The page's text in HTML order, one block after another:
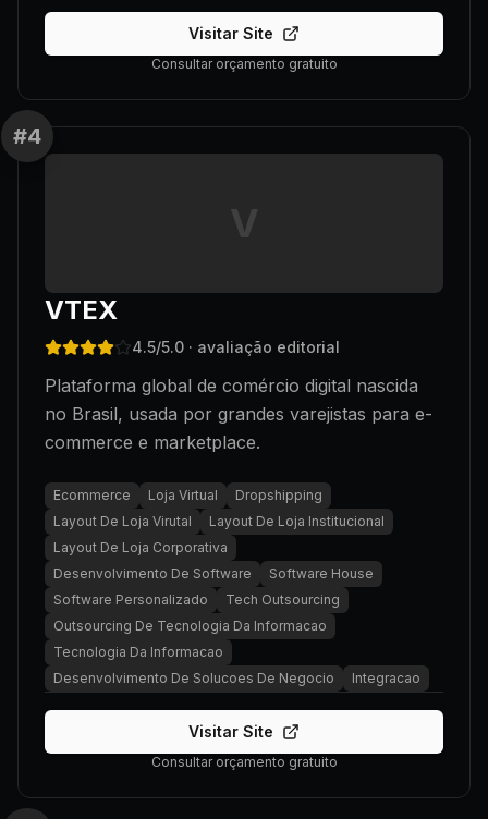
Visitar Site
Consultar orçamento gratuito
#4
V
VTEX
4.5/5.0 · avaliação editorial
Plataforma global de comércio digital nascida
no Brasil, usada por grandes varejistas para e-
commerce e marketplace.
Ecommerce Loja Virtual
Dropshipping
Layout De Loja Virutal
Layout De Loja Institucional
Layout De Loja Corporativa
Desenvolvimento De Software
Software House
Software Personalizado
Tech Outsourcing
Outsourcing De Tecnologia Da Informacao
Tecnologia Da Informacao
Desenvolvimento De Solucoes De Negocio
Integracao
Visitar Site
Consultar orçamento gratuito